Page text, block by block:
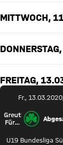
MITTWOCH,
FREITAG,
Fr.,
Greuther
Fürth
U19 Bundesliga